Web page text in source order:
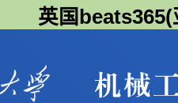
英国